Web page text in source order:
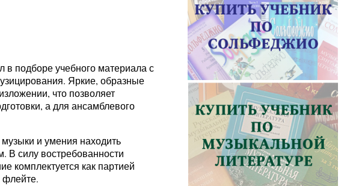
подборе учебного материала с
Яркие, образные
что позволяет
а для ансамблевого
и умения находить
В силу востребованности
комплектуется как партией
флейте.